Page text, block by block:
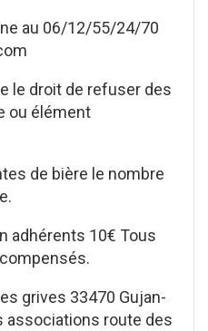
au 06/12/55/24/70
le droit de refuser des
ou élément
de bière le nombre
adhérents 10€ Tous
grives 33470 Gujan-
associations route des